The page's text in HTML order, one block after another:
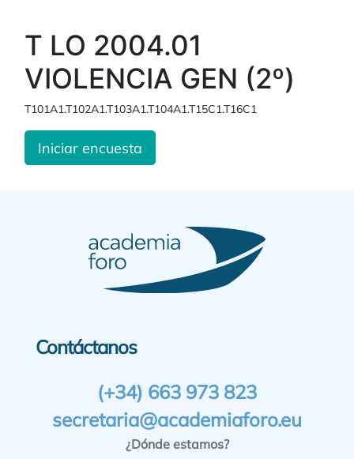
T LO 2004.01
VIOLENCIA GEN (2º)
T101A1.T102A1.T103A1.T104A1.T15C1.T16C1
Iniciar encuesta
Contáctanos
(+34) 663 973 823
secretaria@academiaforo.eu
¿Dónde estamos?